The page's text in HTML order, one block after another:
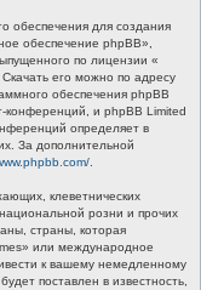
обеспечения для создания
обеспечение phpBB»,
по лицензии «
его можно по адресу
обеспечения phpBB
конференций, и phpBB Limited
определяет в
За дополнительной
клеветнических
розни и прочих
страны, которая
или международное
к вашему немедленному
поставлен в известность,